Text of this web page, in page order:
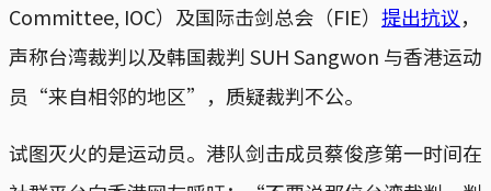
Committee, IOC）及国际击剑总会（FIE） 提出抗议，
声称台湾裁判以及韩国裁判 SUH Sangwon 与香港运动
员“来自相邻的地区”，质疑裁判不公。
试图灭火的是运动员。港队剑击成员蔡俊彦第一时间在